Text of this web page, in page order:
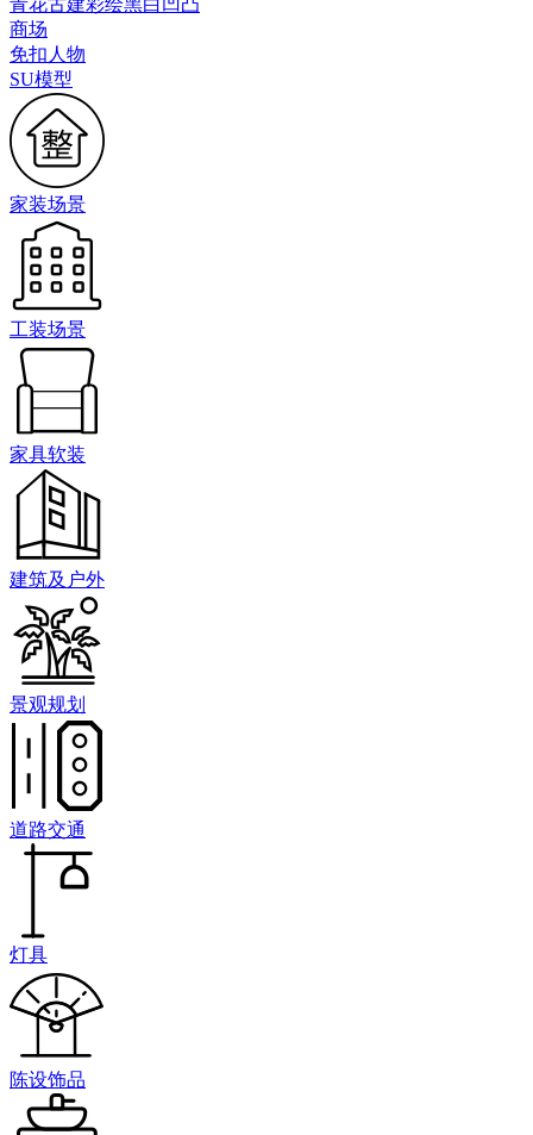
青花古建彩绘黑白凹凸
商场
免扣人物
SU模型
家装场景
工装场景
家具软装
建筑及户外
景观规划
道路交通
灯具
陈设饰品